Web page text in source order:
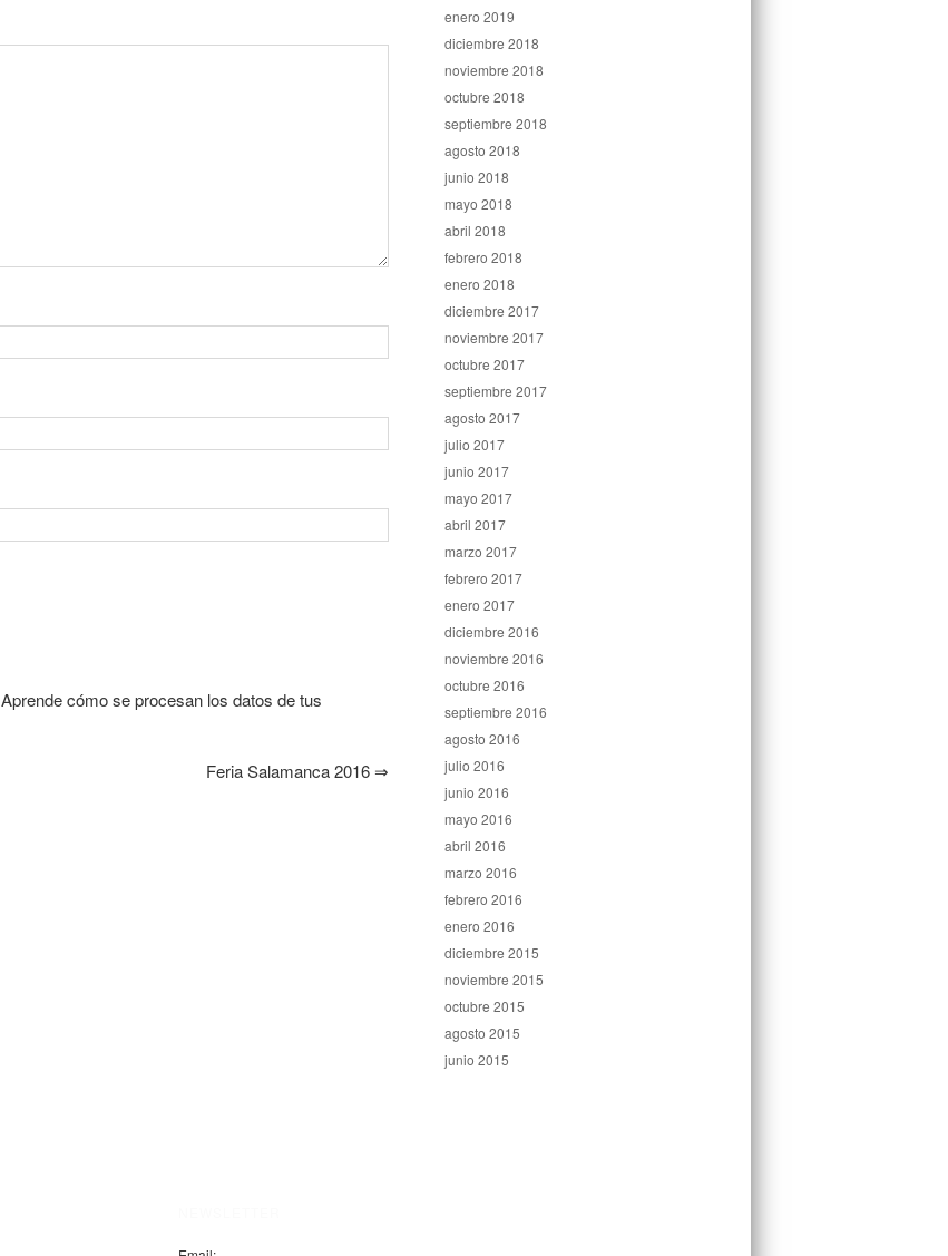
Aprende cómo se procesan los datos de tus
Feria Salamanca 2016⇒
enero 2019
diciembre 2018
noviembre 2018
octubre 2018
septiembre 2018
agosto 2018
junio 2018
mayo 2018
abril 2018
febrero 2018
enero 2018
diciembre 2017
noviembre 2017
octubre 2017
septiembre 2017
agosto 2017
julio 2017
junio 2017
mayo 2017
abril 2017
marzo 2017
febrero 2017
enero 2017
diciembre 2016
noviembre 2016
octubre 2016
septiembre 2016
agosto 2016
julio 2016
junio 2016
mayo 2016
abril 2016
marzo 2016
febrero 2016
enero 2016
diciembre 2015
noviembre 2015
octubre 2015
agosto 2015
junio 2015